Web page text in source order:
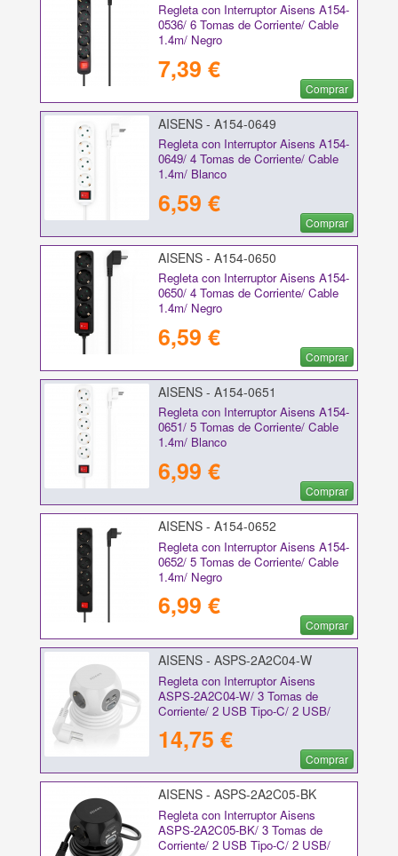
Regleta con Interruptor Aisens A154-
0536/ 6 Tomas de Corriente/ Cable
1.4m/ Negro
7,39 €
Comprar
AISENS - A154-0649
Regleta con Interruptor Aisens A154-
0649/ 4 Tomas de Corriente/ Cable
1.4m/ Blanco
6,59 €
Comprar
AISENS - A154-0650
Regleta con Interruptor Aisens A154-
0650/ 4 Tomas de Corriente/ Cable
1.4m/ Negro
6,59 €
Comprar
AISENS - A154-0651
Regleta con Interruptor Aisens A154-
0651/ 5 Tomas de Corriente/ Cable
1.4m/ Blanco
6,99 €
Comprar
AISENS - A154-0652
Regleta con Interruptor Aisens A154-
0652/ 5 Tomas de Corriente/ Cable
1.4m/ Negro
6,99 €
Comprar
AISENS - ASPS-2A2C04-W
Regleta con Interruptor Aisens
ASPS-2A2C04-W/ 3 Tomas de
Corriente/ 2 USB Tipo-C/ 2 USB/
14,75 €
Comprar
AISENS - ASPS-2A2C05-BK
Regleta con Interruptor Aisens
ASPS-2A2C05-BK/ 3 Tomas de
Corriente/ 2 USB Tipo-C/ 2 USB/